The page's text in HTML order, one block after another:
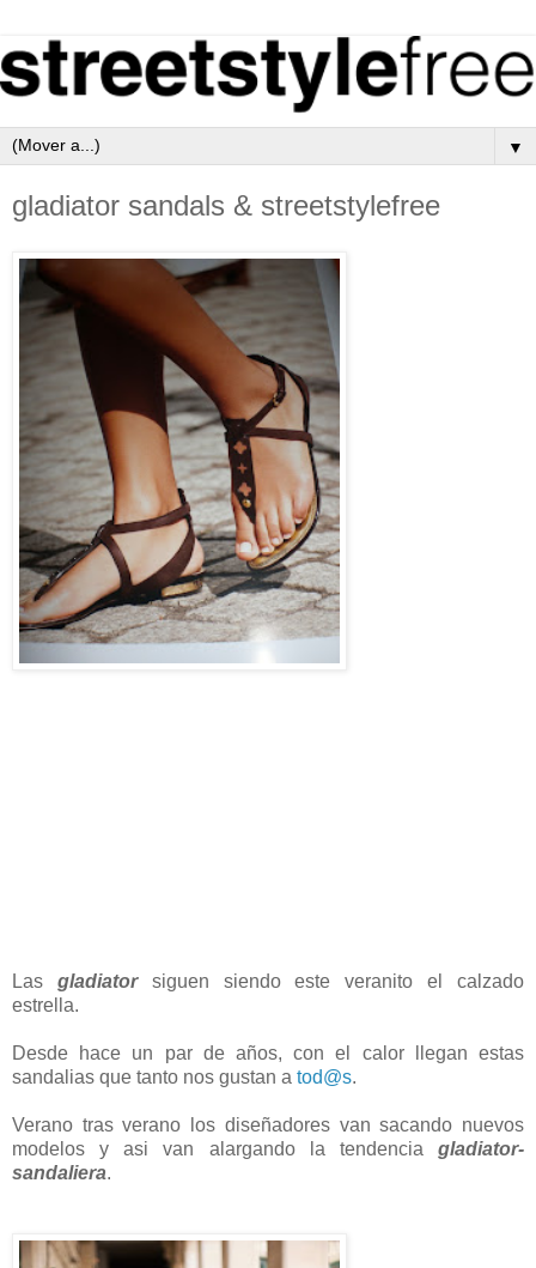
▼
gladiator sandals & streetstylefree
Las gladiatorsiguen siendo este veranito el calzado
estrella.
Desde hace un par de años, con el calor llegan estas
sandalias que tanto nos gustan a tod@s.
Verano tras verano los diseñadores van sacando nuevos
modelos y asi van alargando la tendencia gladiator-
sandaliera.